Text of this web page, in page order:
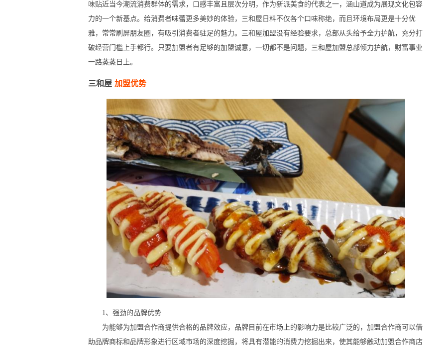
味贴近当今潮流消费群体的需求，口感丰富且层次分明，作为新派美食的代表之一，涵山道成为展现文化包容
力的一个新基点。给消费者味蕾更多美妙的体验，三和屋日料不仅各个口味称绝，而且环境布局更是十分优
雅，常常刷屏朋友圈，有吸引消费者驻足的魅力。三和屋加盟没有经验要求，总部从头给予全力护航，充分打
破经营门槛上手都行。只要加盟者有足够的加盟诚意，一切都不是问题，三和屋加盟总部倾力护航，财富事业
一路蒸蒸日上。
三和屋 加盟优势
1、强劲的品牌优势
为能够为加盟合作商提供合格的品牌效应，品牌目前在市场上的影响力是比较广泛的，加盟合作商可以借
助品牌商标和品牌形象进行区域市场的深度挖掘，将具有潜能的消费力挖掘出来，使其能够触动加盟合作商店